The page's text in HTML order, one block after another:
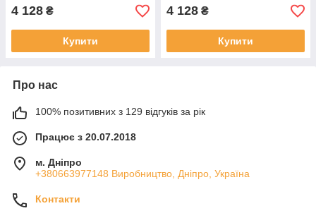
4 128 ₴
Купити
4 128 ₴
Купити
Про нас
100% позитивних з 129 відгуків за рік
Працює з 20.07.2018
м. Дніпро
+380663977148 Виробництво, Дніпро, Україна
Контакти